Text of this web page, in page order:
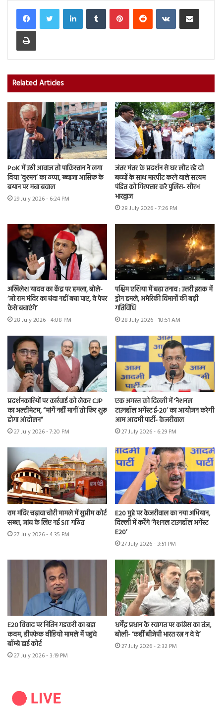
LinkedInTumblr PinterestReddit VKontakteShare via Email
Print
Related Articles
PoK में उठी आवाज तो पाकिस्तान ने लगा
दिया ‘दुश्मन’ का ठप्पा, ख्वाजा आसिफ के
बयान पर मचा बवाल
29 July 2026 - 6:24 PM
जंतर मंतर के प्रदर्शन से घर लौट रहे दो
बच्चों के साथ मारपीट करने वाले सत्यम
पंडित को गिरफ्तार करे पुलिस- सौरभ
भारद्वाज
28 July 2026 - 7:26 PM
अखिलेश यादव का केंद्र पर हमला, बोले-
‘जो राम मंदिर का चंदा नहीं बचा पाए, वे पेपर
कैसे बचाएंगे’
28 July 2026 - 4:08 PM
पश्चिम एशिया में बढ़ा तनाव : उत्तरी इराक में
ड्रोन हमले, अमेरिकी विमानों की बढ़ी
गतिविधि
28 July 2026 - 10:51 AM
प्रदर्शनकारियों पर कार्रवाई को लेकर CJP
का अल्टीमेटम, “मांगें नहीं मानीं तो फिर शुरू
होगा आंदोलन”
27 July 2026 - 7:20 PM
एक अगस्त को दिल्ली में ‘नेशनल
टाउनहॉल अगेंस्ट ई-20’ का आयोजन करेगी
आम आदमी पार्टी- केजरीवाल
27 July 2026 - 6:29 PM
राम मंदिर चढ़ावा चोरी मामले में सुप्रीम कोर्ट
सख्त, जांच के लिए नई SIT गठित
27 July 2026 - 4:35 PM
E20 मुद्दे पर केजरीवाल का नया अभियान,
दिल्ली में करेंगे ‘नेशनल टाउनहॉल अगेंस्ट
E20’
27 July 2026 - 3:51 PM
E20 विवाद पर नितिन गडकरी का बड़ा
कदम, डीपफेक वीडियो मामले में पहुंचे
बॉम्बे हाई कोर्ट
27 July 2026 - 3:19 PM
धर्मेंद्र प्रधान के स्वागत पर कांग्रेस का तंज,
बोली- ‘कहीं बीजेपी भारत रत्न न दे दे’
27 July 2026 - 2:32 PM